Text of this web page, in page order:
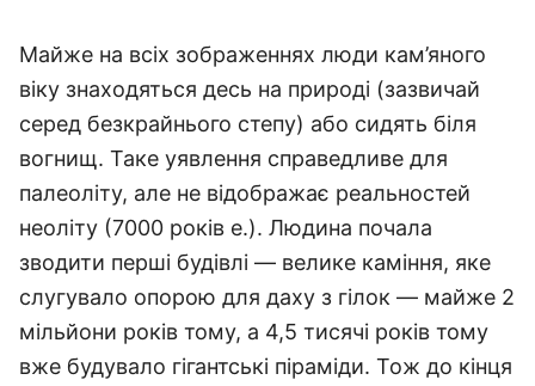
Майже на всіх зображеннях люди кам’яного
віку знаходяться десь на природі (зазвичай
серед безкрайнього степу) або сидять біля
вогнищ. Таке уявлення справедливе для
палеоліту, але не відображає реальностей
неоліту (7000 років е.). Людина почала
зводити перші будівлі — велике каміння, яке
слугувало опорою для даху з гілок — майже 2
мільйони років тому, а 4,5 тисячі років тому
вже будувало гігантські піраміди. Тож до кінця